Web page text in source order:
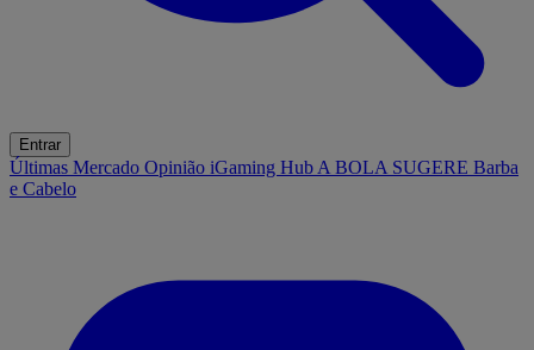
Entrar
Últimas Mercado Opinião iGaming Hub A BOLA SUGERE Barba
e Cabelo